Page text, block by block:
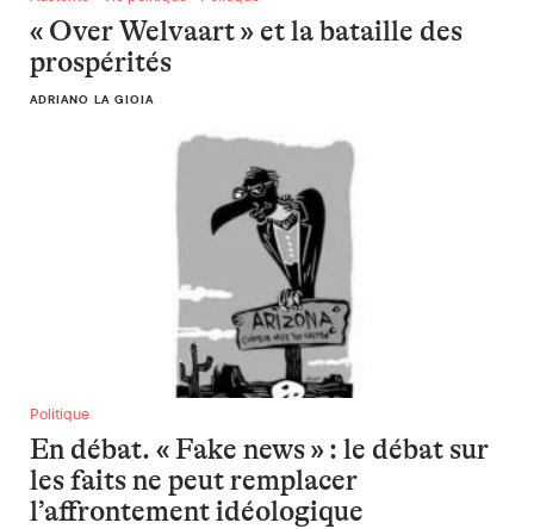
« Over Welvaart » et la bataille des
prospérités
ADRIANO LA GIOIA
En débat. « Fake news » : le débat sur les faits ne peut
Politique
En débat. « Fake news » : le débat sur
les faits ne peut remplacer
l’affrontement idéologique